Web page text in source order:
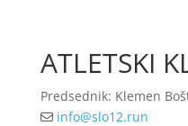
ATLETSKI
Predsednik: Klemen
info@slo12.run